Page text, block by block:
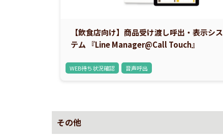
【飲食店向け】商品受け渡し呼出・表示シス
テム 『Line Manager@Call Touch』
WEB待ち状況確認 音声呼出
その他